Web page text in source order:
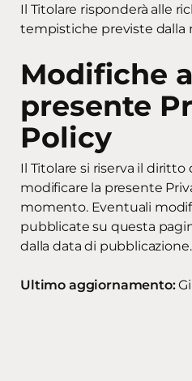
Il Titolare risponderà alle
tempistiche previste dalla
Modifiche
presente
Policy
Il Titolare si riserva il diritto
modificare la presente
momento. Eventuali
pubblicate su questa
dalla data di pubblicazione.
Ultimo aggiornamento: